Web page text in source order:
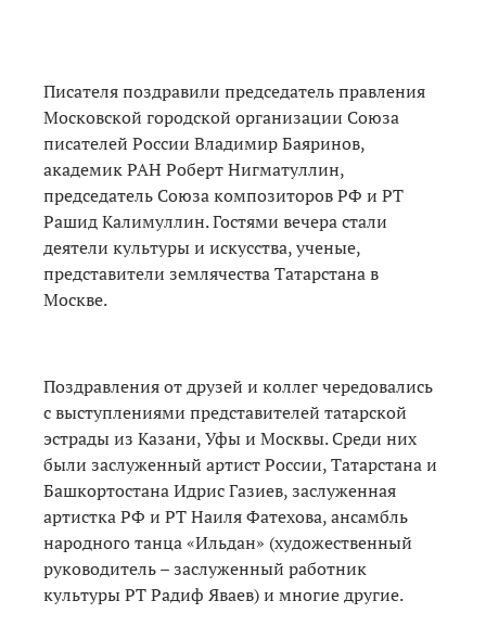
Писателя поздравили председатель правления
Московской городской организации Союза
писателей России Владимир Баяринов,
академик РАН Роберт Нигматуллин,
председатель Союза композиторов РФ и РТ
Рашид Калимуллин. Гостями вечера стали
деятели культуры и искусства, ученые,
представители землячества Татарстана в
Москве.
Поздравления от друзей и коллег чередовались
с выступлениями представителей татарской
эстрады из Казани, Уфы и Москвы. Среди них
были заслуженный артист России, Татарстана и
Башкортостана Идрис Газиев, заслуженная
артистка РФ и РТ Наиля Фатехова, ансамбль
народного танца «Ильдан» (художественный
руководитель – заслуженный работник
культуры РТ Радиф Яваев) и многие другие.